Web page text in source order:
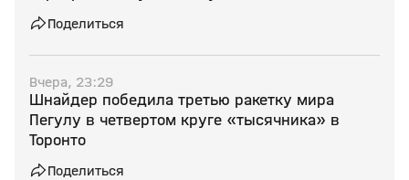
Поделиться
Вчера, 23:29
Шнайдер победила третью ракетку мира
Пегулу в четвертом круге «тысячника» в
Торонто
Поделиться